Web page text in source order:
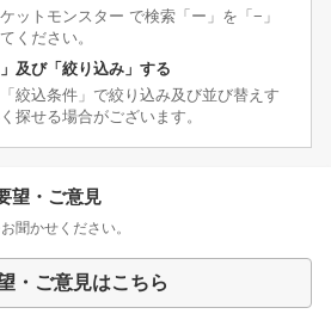
トモンスター で検索「ー」を「−」
ください。
及び「絞り込み」する
絞込条件」で絞り込み及び並び替えす
探せる場合がございます。
望・ご意見
聞かせください。
・ご意見はこちら